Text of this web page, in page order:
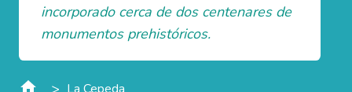
incorporado cerca de dos centenares de
monumentos prehistóricos.
La Cepeda